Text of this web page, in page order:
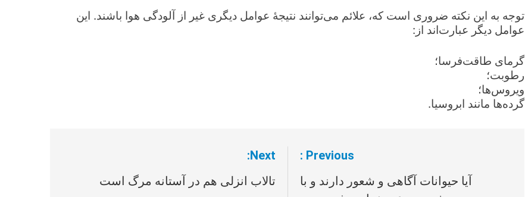
توجه به این نکته ضروری است که، علائم می‌توانند نتیجۀ عوامل دیگری غیر از آلودگی هوا باشند. این
عوامل دیگر عبارت‌اند از:
گرمای طاقت‌فرسا؛
رطوبت؛
ویروس‌ها؛
گرده‌ها مانند ابروسیا.
نوشته
Previous:
آیا حیوانات آگاهی و شعور دارند و با
Next:
تالاب انزلی هم در آستانه مرگ است